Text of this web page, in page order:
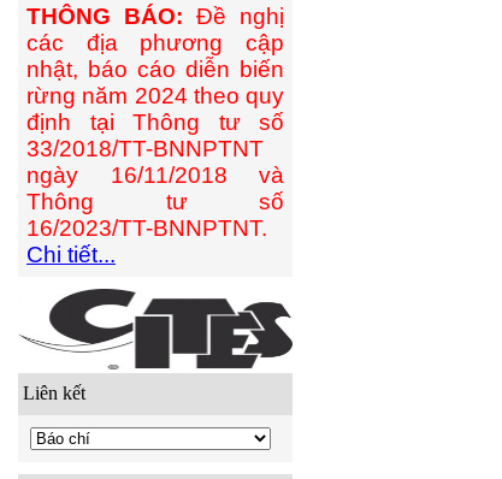
THÔNG BÁO: Đề nghị
các địa phương cập
nhật, báo cáo diễn biến
rừng năm 2024 theo quy
định tại Thông tư số
33/2018/TT-BNNPTNT
ngày 16/11/2018 và
Thông tư số
16/2023/TT-BNNPTNT.
Chi tiết...
Liên kết